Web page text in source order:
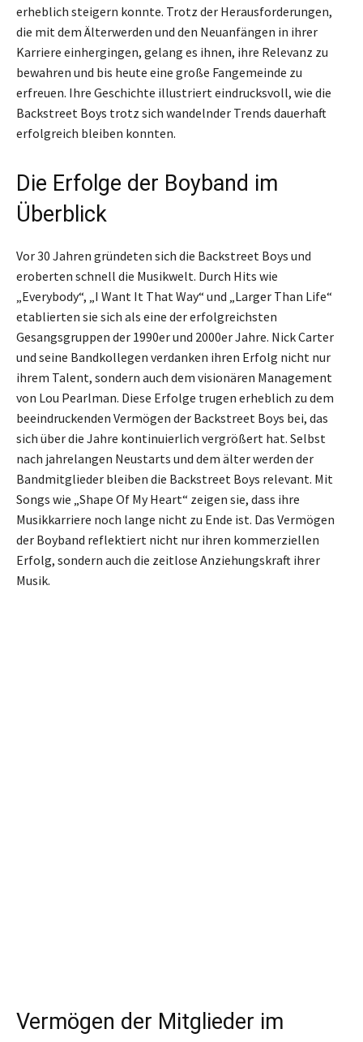
erheblich steigern konnte. Trotz der Herausforderungen,
die mit dem Älterwerden und den Neuanfängen in ihrer
Karriere einhergingen, gelang es ihnen, ihre Relevanz zu
bewahren und bis heute eine große Fangemeinde zu
erfreuen. Ihre Geschichte illustriert eindrucksvoll, wie die
Backstreet Boys trotz sich wandelnder Trends dauerhaft
erfolgreich bleiben konnten.
Die Erfolge der Boyband im
Überblick
Vor 30 Jahren gründeten sich die Backstreet Boys und
eroberten schnell die Musikwelt. Durch Hits wie
„Everybody“, „I Want It That Way“ und „Larger Than Life“
etablierten sie sich als eine der erfolgreichsten
Gesangsgruppen der 1990er und 2000er Jahre. Nick Carter
und seine Bandkollegen verdanken ihren Erfolg nicht nur
ihrem Talent, sondern auch dem visionären Management
von Lou Pearlman. Diese Erfolge trugen erheblich zu dem
beeindruckenden Vermögen der Backstreet Boys bei, das
sich über die Jahre kontinuierlich vergrößert hat. Selbst
nach jahrelangen Neustarts und dem älter werden der
Bandmitglieder bleiben die Backstreet Boys relevant. Mit
Songs wie „Shape Of My Heart“ zeigen sie, dass ihre
Musikkarriere noch lange nicht zu Ende ist. Das Vermögen
der Boyband reflektiert nicht nur ihren kommerziellen
Erfolg, sondern auch die zeitlose Anziehungskraft ihrer
Musik.
Vermögen der Mitglieder im